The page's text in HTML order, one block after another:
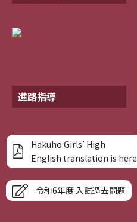
進路指導
Hakuho Girls’ High
English translation is here
令和6年度 入試過去問題